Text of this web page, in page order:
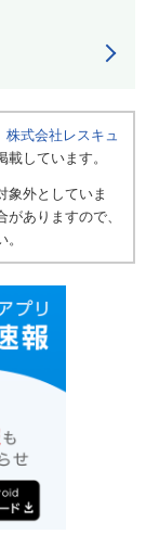
株式会社レスキュ
しています。
象外としていま
ありますので、